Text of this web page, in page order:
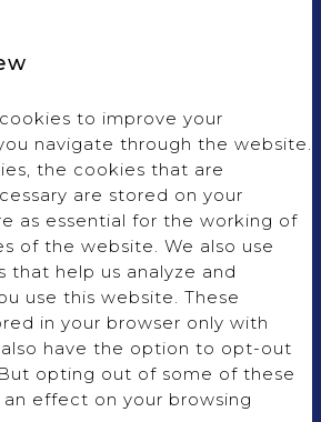
to improve your
navigate through the website.
the cookies that are
are stored on your
as essential for the working of
of the website. We also use
that help us analyze and
use this website. These
in your browser only with
also have the option to opt-out
opting out of some of these
effect on your browsing